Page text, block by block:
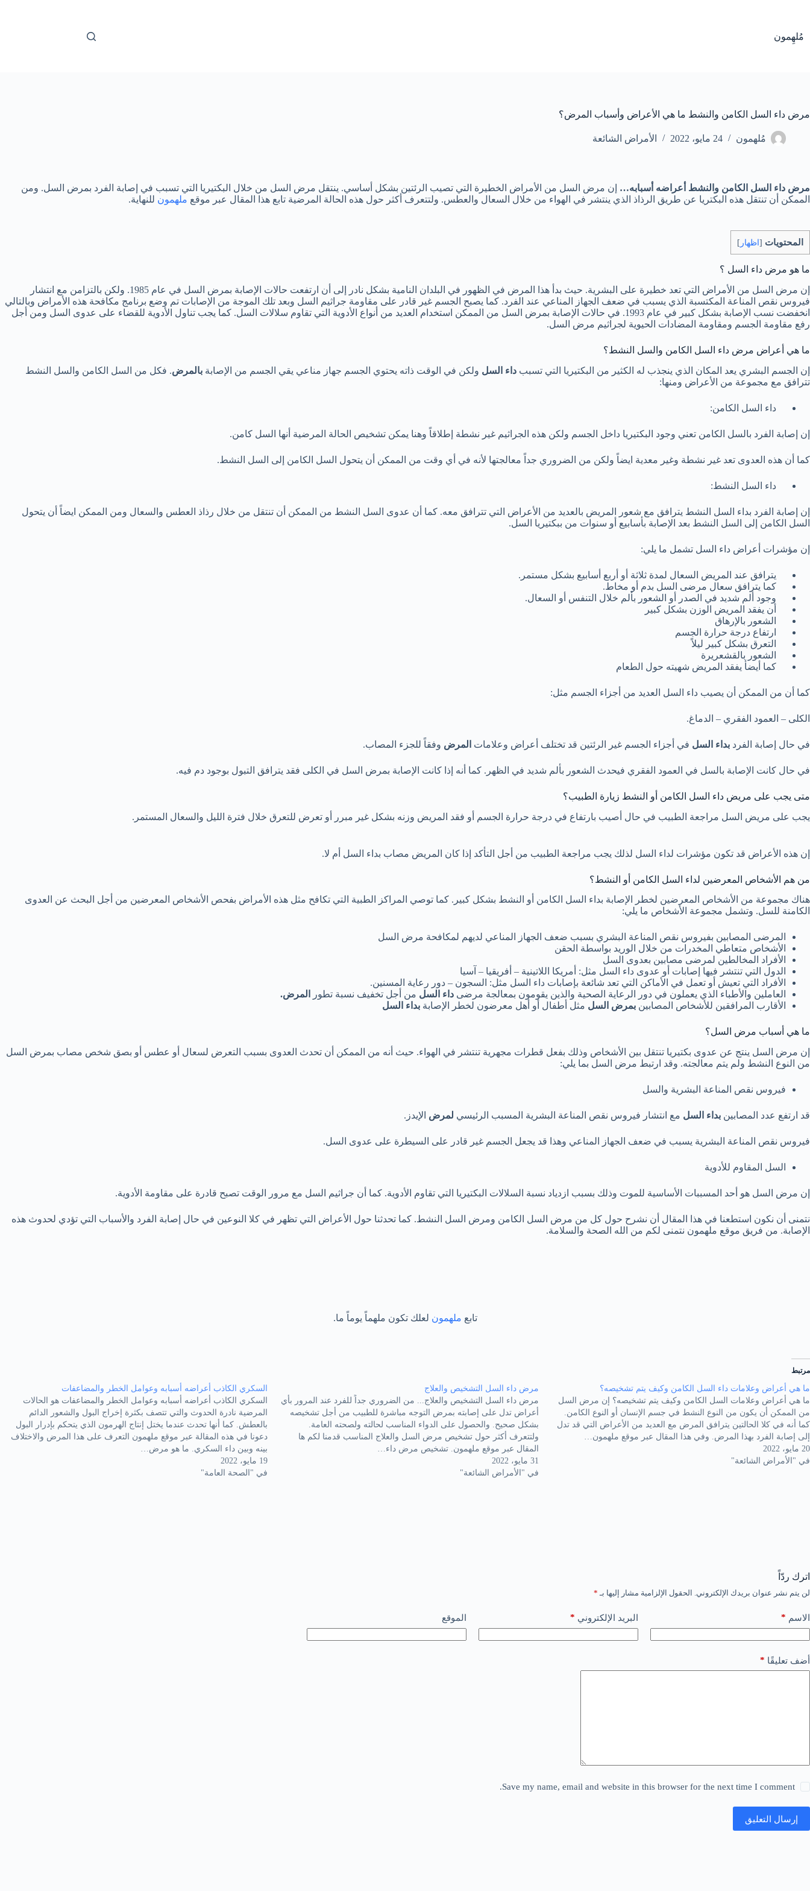
مُلهِمون
مرض داء السل الكامن والنشط ما هي الأعراض وأسباب المرض؟
مُلهمون 24 مايو، 2022 الأمراض الشائعة
مرض داء السل الكامن والنشط أعراضه أسبابه… إن مرض السل من الأمراض الخطيرة التي تصيب الرئتين بشكل أساسي. ينتقل مرض السل من خلال البكتيريا التي تسبب في إصابة الفرد بمرض السل. ومن
الممكن أن تنتقل هذه البكتريا عن طريق الرذاذ الذي ينتشر في الهواء من خلال السعال والعطس. ولتتعرف أكثر حول هذه الحالة المرضية تابع هذا المقال عبر موقع ملهمون للنهاية.
المحتويات [ اظهار ]
ما هو مرض داء السل ؟
إن مرض السل من الأمراض التي تعد خطيرة على البشرية. حيث بدأ هذا المرض في الظهور في البلدان النامية بشكل نادر إلى أن ارتفعت حالات الإصابة بمرض السل في عام 1985. ولكن بالتزامن مع انتشار
فيروس نقص المناعة المكتسبة الذي يسبب في ضعف الجهاز المناعي عند الفرد. كما يصبح الجسم غير قادر على مقاومة جراثيم السل وبعد تلك الموجة من الإصابات تم وضع برنامج مكافحة هذه الأمراض وبالتالي
انخفضت نسب الإصابة بشكل كبير في عام 1993. في حالات الإصابة بمرض السل من الممكن استخدام العديد من أنواع الأدوية التي تقاوم سلالات السل. كما يجب تناول الأدوية للقضاء على عدوى السل ومن أجل
رفع مقاومة الجسم ومقاومة المضادات الحيوية لجراثيم مرض السل.
ما هي أعراض مرض داء السل الكامن والسل النشط؟
إن الجسم البشري يعد المكان الذي ينجذب له الكثير من البكتيريا التي تسبب داء السل ولكن في الوقت ذاته يحتوي الجسم جهاز مناعي يقي الجسم من الإصابة بالمرض. فكل من السل الكامن والسل النشط
تترافق مع مجموعة من الأعراض ومنها:
داء السل الكامن:
إن إصابة الفرد بالسل الكامن تعني وجود البكتيريا داخل الجسم ولكن هذه الجراثيم غير نشطة إطلاقاً وهنا يمكن تشخيص الحالة المرضية أنها السل كامن.
كما أن هذه العدوى تعد غير نشطة وغير معدية ايضاً ولكن من الضروري جداً معالجتها لأنه في أي وقت من الممكن أن يتحول السل الكامن إلى السل النشط.
داء السل النشط:
إن إصابة الفرد بداء السل النشط يترافق مع شعور المريض بالعديد من الأعراض التي تترافق معه. كما أن عدوى السل النشط من الممكن أن تنتقل من خلال رذاذ العطس والسعال ومن الممكن ايضاً أن يتحول
السل الكامن إلى السل النشط بعد الإصابة بأسابيع أو سنوات من ببكتيريا السل.
إن مؤشرات أعراض داء السل تشمل ما يلي:
يترافق عند المريض السعال لمدة ثلاثة أو أربع أسابيع بشكل مستمر.
كما يترافق سعال مرضى السل بدم أو مخاط.
وجود ألم شديد في الصدر أو الشعور بألم خلال التنفس أو السعال.
أن يفقد المريض الوزن بشكل كبير
الشعور بالإرهاق
ارتفاع درجة حرارة الجسم
التعرق بشكل كبير ليلاً
الشعور بالقشعريرة
كما أيضأ يفقد المريض شهيته حول الطعام
كما أن من الممكن أن يصيب داء السل العديد من أجزاء الجسم مثل:
الكلى – العمود الفقري – الدماغ.
في حال إصابة الفرد بداء السل في أجزاء الجسم غير الرئتين قد تختلف أعراض وعلامات المرض وفقاً للجزء المصاب.
في حال كانت الإصابة بالسل في العمود الفقري فيحدث الشعور بألم شديد في الظهر. كما أنه إذا كانت الإصابة بمرض السل في الكلى فقد يترافق التبول بوجود دم فيه.
متى يجب على مريض داء السل الكامن أو النشط زيارة الطبيب؟
يجب على مريض السل مراجعة الطبيب في حال أصيب بارتفاع في درجة حرارة الجسم أو فقد المريض وزنه بشكل غير مبرر أو تعرض للتعرق خلال فترة الليل والسعال المستمر.
إن هذه الأعراض قد تكون مؤشرات لداء السل لذلك يجب مراجعة الطبيب من أجل التأكد إذا كان المريض مصاب بداء السل أم لا.
من هم الأشخاص المعرضين لداء السل الكامن أو النشط؟
هناك مجموعة من الأشخاص المعرضين لخطر الإصابة بداء السل الكامن أو النشط بشكل كبير. كما توصي المراكز الطبية التي تكافح مثل هذه الأمراض بفحص الأشخاص المعرضين من أجل البحث عن العدوى
الكامنة للسل. وتشمل مجموعة الأشخاص ما يلي:
المرضى المصابين بفيروس نقص المناعة البشري بسبب ضعف الجهاز المناعي لديهم لمكافحة مرض السل
الأشخاص متعاطي المخدرات من خلال الوريد بواسطة الحقن
الأفراد المخالطين لمرضى مصابين بعدوى السل
الدول التي تنتشر فيها إصابات أو عدوى داء السل مثل: أمريكا اللاتينية – أفريقيا – آسيا
الأفراد التي تعيش أو تعمل في الأماكن التي تعد شائعة بإصابات داء السل مثل: السجون – دور رعاية المسنين.
العاملين والأطباء الذي يعملون في دور الرعاية الصحية والذين يقومون بمعالجة مرضى داء السل من أجل تخفيف نسبة تطور
المرض.
الأقارب المرافقين للأشخاص المصابين بمرض السل مثل أطفال أو أهل معرضون لخطر الإصابة بداء السل
ما هي أسباب مرض السل؟
إن مرض السل ينتج عن عدوى بكتيريا تنتقل بين الأشخاص وذلك بفعل قطرات مجهرية تنتشر في الهواء. حيث أنه من الممكن أن تحدث العدوى بسبب التعرض لسعال أو عطس أو بصق شخص مصاب بمرض السل
من النوع النشط ولم يتم معالجته. وقد ارتبط مرض السل بما يلي:
فيروس نقص المناعة البشرية والسل
قد ارتفع عدد المصابين بداء السل مع انتشار فيروس نقص المناعة البشرية المسبب الرئيسي لمرض الإيدز.
فيروس نقص المناعة البشرية يسبب في ضعف الجهاز المناعي وهذا قد يجعل الجسم غير قادر على السيطرة على عدوى السل.
السل المقاوم للأدوية
إن مرض السل هو أحد المسببات الأساسية للموت وذلك بسبب ازدياد نسبة السلالات البكتيريا التي تقاوم الأدوية. كما أن جراثيم السل مع مرور الوقت تصبح قادرة على مقاومة الأدوية.
نتمنى أن نكون استطعنا في هذا المقال أن نشرح حول كل من مرض السل الكامن ومرض السل النشط. كما تحدثنا حول الأعراض التي تظهر في كلا النوعين في حال إصابة الفرد والأسباب التي تؤدي لحدوث هذه
الإصابة. من فريق موقع ملهمون نتمنى لكم من الله الصحة والسلامة.
تابع ملهمون لعلك تكون ملهماً يوماً ما.
مرتبط
ما هي أعراض وعلامات داء السل الكامن وكيف يتم تشخيصه؟
ما هي أعراض وعلامات السل الكامن وكيف يتم تشخيصه؟ إن مرض السل
من الممكن أن يكون من النوع النشط في جسم الإنسان أو النوع الكامن.
كما أنه في كلا الحالتين يترافق المرض مع العديد من الأعراض التي قد تدل
إلى إصابة الفرد بهذا المرض. وفي هذا المقال عبر موقع ملهمون…
20 مايو، 2022
في "الأمراض الشائعة"
مرض داء السل التشخيص والعلاج
مرض داء السل التشخيص والعلاج... من الضروري جداً للفرد عند المرور بأي
أعراض تدل على إصابته بمرض التوجه مباشرة للطبيب من أجل تشخيصه
بشكل صحيح. والحصول على الدواء المناسب لحالته ولصحته العامة.
ولتتعرف أكثر حول تشخيص مرض السل والعلاج المناسب قدمنا لكم ها
المقال عبر موقع ملهمون. تشخيص مرض داء…
31 مايو، 2022
في "الأمراض الشائعة"
السكري الكاذب أعراضه أسبابه وعوامل الخطر والمضاعفات
السكري الكاذب أعراضه أسبابه وعوامل الخطر والمضاعفات هو الحالات
المرضية نادرة الحدوث والتي تتصف بكثرة إخراج البول والشعور الدائم
بالعطش. كما أنها تحدث عندما يختل إنتاج الهرمون الذي يتحكم بإدرار البول
دعونا في هذه المقالة عبر موقع ملهمون التعرف على هذا المرض والاختلاف
بينه وبين داء السكري. ما هو مرض…
19 مايو، 2022
في "الصحة العامة"
اترك ردّاً
لن يتم نشر عنوان بريدك الإلكتروني. الحقول الإلزامية مشار إليها بـ *
الاسم * البريد الإلكتروني * الموقع
أضف تعليقًا *
Save my name, email and website in this browser for the next time I comment.
إرسال التعليق